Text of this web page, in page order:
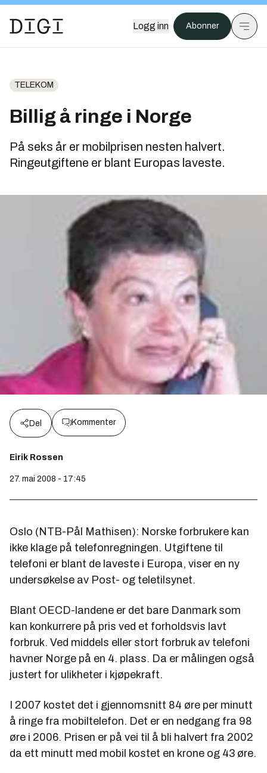
Logg inn Abonner
TELEKOM
Billig å ringe i Norge
På seks år er mobilprisen nesten halvert.
Ringeutgiftene er blant Europas laveste.
Del Kommenter
Eirik Rossen
27. mai 2008 - 17:45
Oslo (NTB-Pål Mathisen): Norske forbrukere kan
ikke klage på telefonregningen. Utgiftene til
telefoni er blant de laveste i Europa, viser en ny
undersøkelse av Post- og teletilsynet.
Blant OECD-landene er det bare Danmark som
kan konkurrere på pris ved et forholdsvis lavt
forbruk. Ved middels eller stort forbruk av telefoni
havner Norge på en 4. plass. Da er målingen også
justert for ulikheter i kjøpekraft.
I 2007 kostet det i gjennomsnitt 84 øre per minutt
å ringe fra mobiltelefon. Det er en nedgang fra 98
øre i 2006. Prisen er på vei til å bli halvert fra 2002
da ett minutt med mobil kostet en krone og 43 øre.